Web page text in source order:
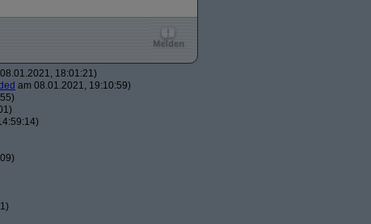
18:01:21)
am 08.01.2021, 19:10:59)